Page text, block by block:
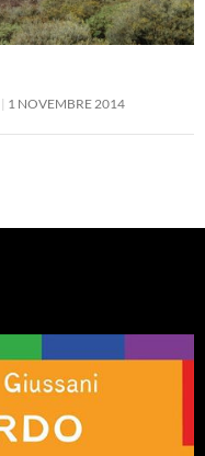
1 NOVEMBRE 2014